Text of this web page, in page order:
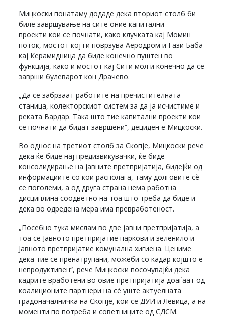
Мицкоски понатаму додаде дека вториот столб би
биле завршување на сите оние капитални
проекти кои се почнати, како клучката кај Момин
поток, мостот кој ги поврзува Аеродром и Гази Баба
кај Керамидница да биде конечно пуштен во
функција, како и мостот кај Сити мол и конечно да се
заврши булеварот кон Драчево.
„Да се забрзаат работите на пречистителната
станица, колекторскиот систем за да ја исчистиме и
реката Вардар. Така што тие капитални проекти кои
се почнати да бидат завршени“, дециден е Мицкоски.
Во однос на третиот столб за Скопје, Мицкоски рече
дека ќе биде нај предизвикувачки, ќе биде
консолидирање на јавните претпријатија, бидејќи од
информациите со кои располага, таму долговите сè
се поголеми, а од друга страна нема работна
дисциплина соодветно на тоа што треба да биде и
дека во одредена мера има превработеност.
„Посебно тука мислам во две јавни претпријатија, а
тоа се Јавното претпријатие паркови и зеленило и
Јавното претпријатие комунална хигиена. Цениме
дека тие се пренатрупани, можеби со кадар којшто е
непродуктивен“, рече Мицкоски посочувајќи дека
кадрите вработени во овие претпријатија доаѓаат од
коалиционите партнери на сè уште актуелната
градоначалничка на Скопје, кои се ДУИ и Левица, а на
моменти по потреба и советниците од СДСМ.